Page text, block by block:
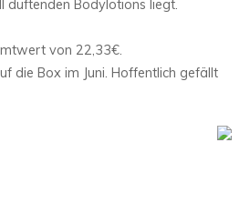
duftenden Bodylotions liegt.
von 22,33€.
die Box im Juni. Hoffentlich gefällt